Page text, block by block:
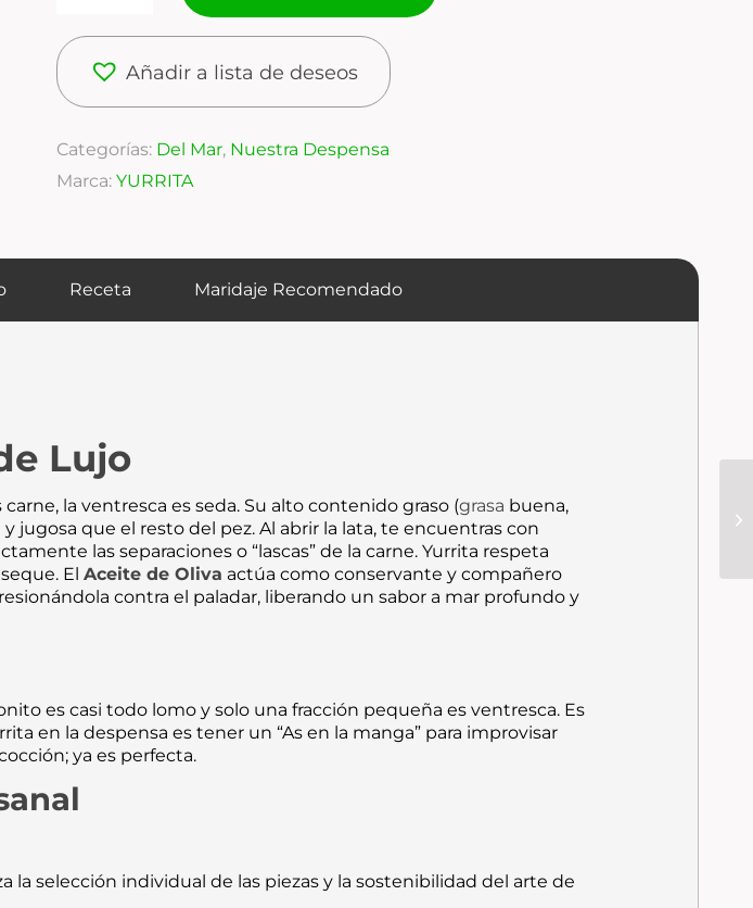
Añadir a lista de deseos
Categorías: Del Mar, Nuestra Despensa
Marca:YURRITA
Receta Maridaje Recomendado
Lujo
la ventresca es seda. Su alto contenido graso (grasa buena,
jugosa que el resto del pez.Al abrir la lata, te encuentras con
las separaciones o “lascas” de la carne. Yurrita respeta
El Aceite de Oliva actúa como conservante y compañero
contra el paladar, liberando un sabor a mar profundo y
es casi todo lomo y solo una fracción pequeña es ventresca. Es
en la despensa es tener un “As en la manga” para improvisar
ya es perfecta.
la selección individual de las piezas y la sostenibilidad del arte de